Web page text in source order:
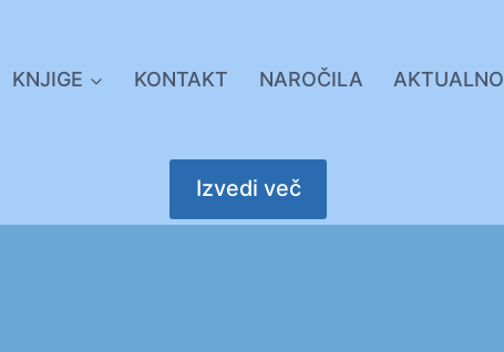
KNJIGE KONTAKT NAROČILA AKTUALNO
Izvedi več